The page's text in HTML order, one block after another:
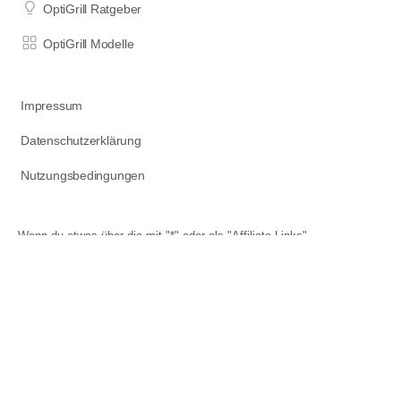
OptiGrill Ratgeber
OptiGrill Modelle
Impressum
Datenschutzerklärung
Nutzungsbedingungen
Wenn du etwas über die mit "*" oder als "Affiliate Links"